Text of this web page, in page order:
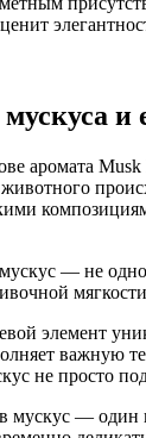
аромата
— не
элемент
важную
не просто
— один